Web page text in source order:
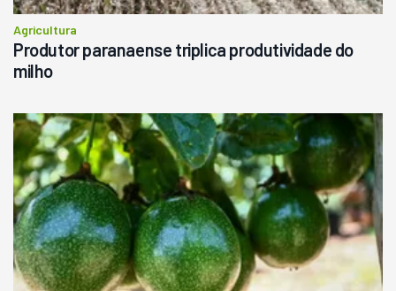
Agricultura
Produtor paranaense triplica produtividade do
milho